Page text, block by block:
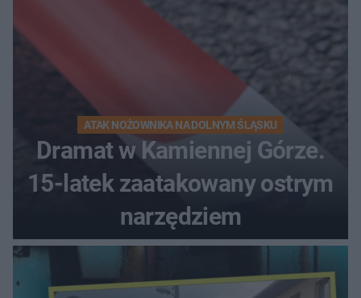
ATAK NOŻOWNIKA NA DOLNYM ŚLĄSKU
Dramat w Kamiennej Górze.
15-latek zaatakowany ostrym
narzędziem